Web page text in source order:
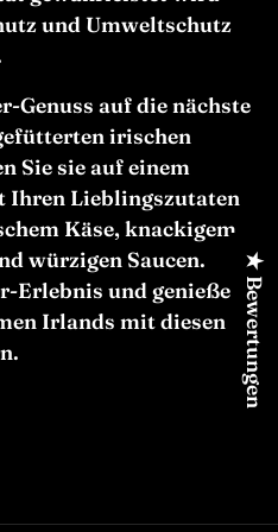
und Umweltschutz
Genuss auf die nächste
irischen
Sie sie auf einem
Ihren Lieblingszutaten
Käse, knackigem
würzigen Saucen.
Erlebnis und genießen
Irlands mit diesen
★ Bewertungen